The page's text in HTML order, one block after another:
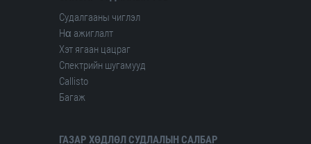
Судалгааны чиглэл
Hα ажиглалт
Хэт ягаан цацраг
Спектрийн шугамууд
Сallisto
Багаж
ГАЗАР ХӨДЛӨЛ СУДЛАЛЫН САЛБАР